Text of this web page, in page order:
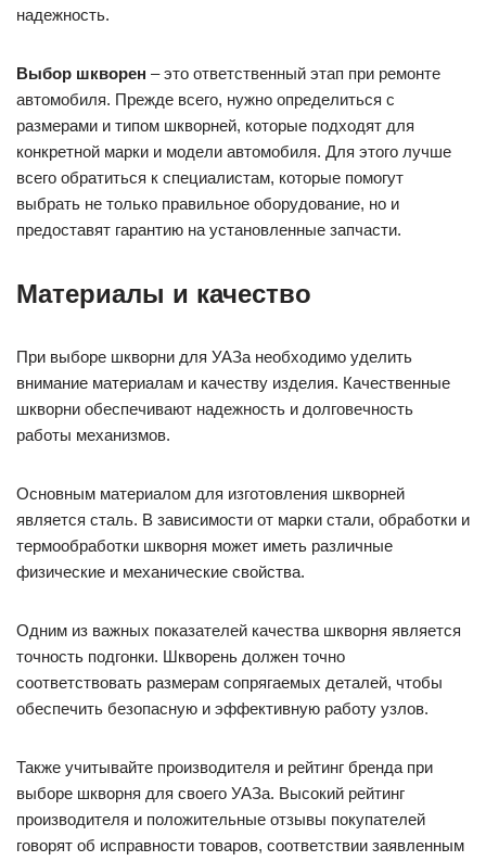
надежность.
Выбор шкворен – это ответственный этап при ремонте
автомобиля. Прежде всего, нужно определиться с
размерами и типом шкворней, которые подходят для
конкретной марки и модели автомобиля. Для этого лучше
всего обратиться к специалистам, которые помогут
выбрать не только правильное оборудование, но и
предоставят гарантию на установленные запчасти.
Материалы и качество
При выборе шкворни для УАЗа необходимо уделить
внимание материалам и качеству изделия. Качественные
шкворни обеспечивают надежность и долговечность
работы механизмов.
Основным материалом для изготовления шкворней
является сталь. В зависимости от марки стали, обработки и
термообработки шкворня может иметь различные
физические и механические свойства.
Одним из важных показателей качества шкворня является
точность подгонки. Шкворень должен точно
соответствовать размерам сопрягаемых деталей, чтобы
обеспечить безопасную и эффективную работу узлов.
Также учитывайте производителя и рейтинг бренда при
выборе шкворня для своего УАЗа. Высокий рейтинг
производителя и положительные отзывы покупателей
говорят об исправности товаров, соответствии заявленным